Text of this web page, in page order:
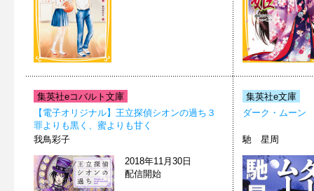
集英社eコバルト文庫
【電子オリジナル】王立探偵シオンの過ち３
罪よりも黒く、蜜よりも甘く
我鳥彩子
2018年11月30日
配信開始
集英社e文庫
ダーク・ムーン
馳 星周